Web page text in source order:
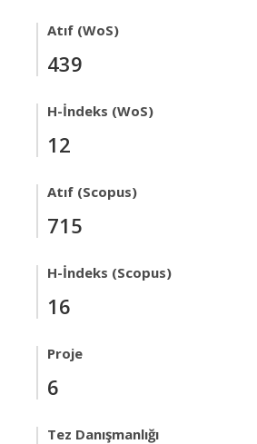
Atıf (WoS)
439
H-İndeks (WoS)
12
Atıf (Scopus)
715
H-İndeks (Scopus)
16
Proje
6
Tez Danışmanlığı